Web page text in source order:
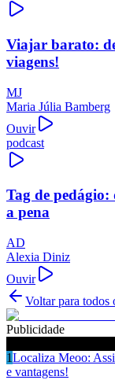
Viajar barato:
viagens!
MJ
Maria Júlia Bamberg
Ouvir
podcast
Tag de pedágio:
a pena
AD
Alexia Diniz
Ouvir
Voltar para todos
Publicidade
1Localiza Meoo:
e vantagens!